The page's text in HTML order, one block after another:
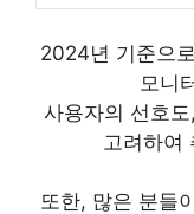
2024년 기준으
모니
사용자의 선호
고려하여
또한, 많은 분들